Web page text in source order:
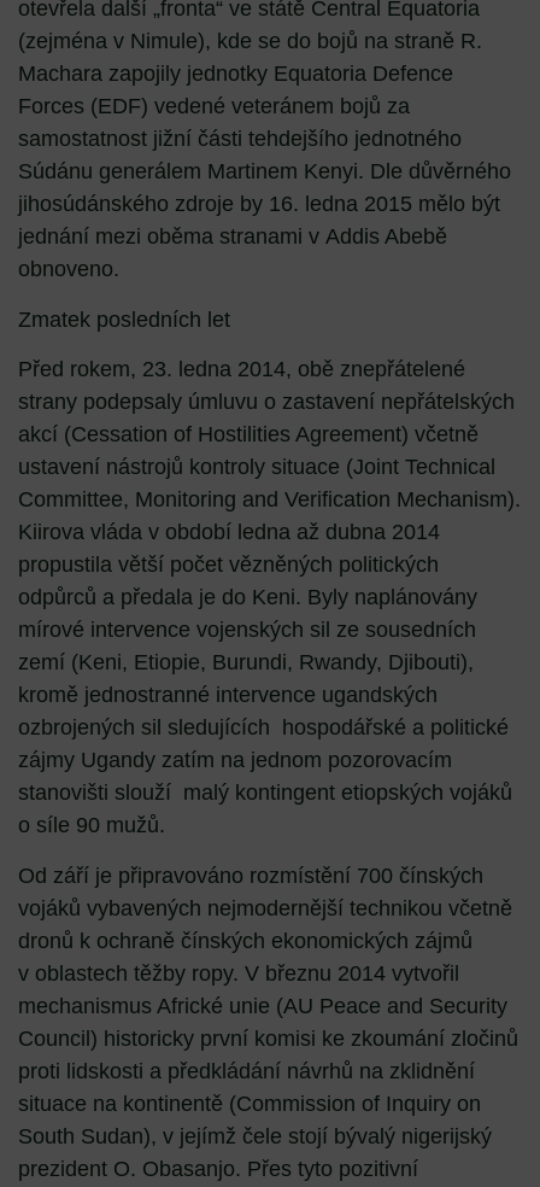
otevřela další „fronta“ ve státě Central Equatoria
(zejména v Nimule), kde se do bojů na straně R.
Machara zapojily jednotky Equatoria Defence
Forces (EDF) vedené veteránem bojů za
samostatnost jižní části tehdejšího jednotného
Súdánu generálem Martinem Kenyi. Dle důvěrného
jihosúdánského zdroje by 16. ledna 2015 mělo být
jednání mezi oběma stranami v Addis Abebě
obnoveno.
Zmatek posledních let
Před rokem, 23. ledna 2014, obě znepřátelené
strany podepsaly úmluvu o zastavení nepřátelských
akcí (Cessation of Hostilities Agreement) včetně
ustavení nástrojů kontroly situace (Joint Technical
Committee, Monitoring and Verification Mechanism).
Kiirova vláda v období ledna až dubna 2014
propustila větší počet vězněných politických
odpůrců a předala je do Keni. Byly naplánovány
mírové intervence vojenských sil ze sousedních
zemí (Keni, Etiopie, Burundi, Rwandy, Djibouti),
kromě jednostranné intervence ugandských
ozbrojených sil sledujících hospodářské a politické
zájmy Ugandy zatím na jednom pozorovacím
stanovišti slouží malý kontingent etiopských vojáků
o síle 90 mužů.
Od září je připravováno rozmístění 700 čínských
vojáků vybavených nejmodernější technikou včetně
dronů k ochraně čínských ekonomických zájmů
v oblastech těžby ropy. V březnu 2014 vytvořil
mechanismus Africké unie (AU Peace and Security
Council) historicky první komisi ke zkoumání zločinů
proti lidskosti a předkládání návrhů na zklidnění
situace na kontinentě (Commission of Inquiry on
South Sudan), v jejímž čele stojí bývalý nigerijský
prezident O. Obasanjo. Přes tyto pozitivní